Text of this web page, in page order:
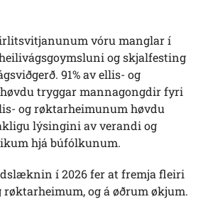
vóru manglar í
og skjalfesting
91% av ellis- og
tryggar mannagongdir fyri
og røktarheimunum høvdu
lýsingini av verandi og
hjá búfólkunum.
í 2026 fer at fremja fleiri
og á øðrum økjum.